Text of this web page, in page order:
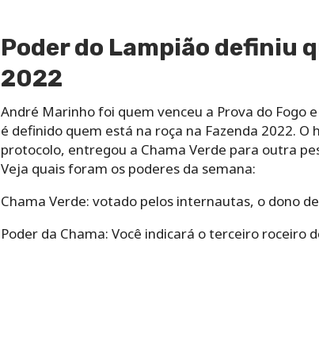
Poder do Lampião definiu
2022
André Marinho foi quem venceu a Prova do Fogo
é definido quem está na roça na Fazenda 2022.
protocolo, entregou a Chama Verde para outra
Veja quais foram os poderes da semana:
Chama Verde: votado pelos internautas, o dono
Poder da Chama: Você indicará o terceiro roceiro